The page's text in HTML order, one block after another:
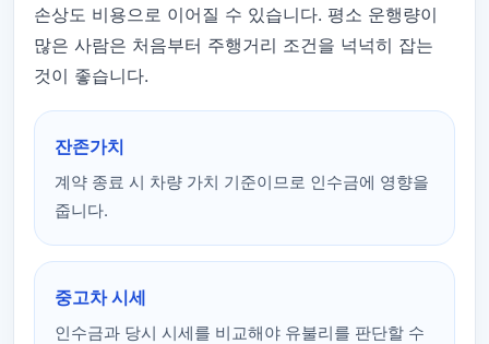
손상도 비용으로 이어질 수 있습니다. 평소 운행량이
많은 사람은 처음부터 주행거리 조건을 넉넉히 잡는
것이 좋습니다.
잔존가치
계약 종료 시 차량 가치 기준이므로 인수금에 영향을
줍니다.
중고차 시세
인수금과 당시 시세를 비교해야 유불리를 판단할 수